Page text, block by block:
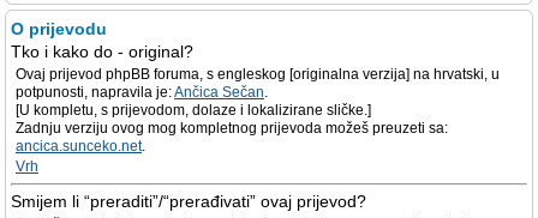
O prijevodu
Tko i kako do - original?
Ovaj prijevod phpBB foruma, s engleskog [originalna verzija] na hrvatski, u
potpunosti, napravila je:Ančica Sečan.
[U kompletu, s prijevodom, dolaze i lokalizirane sličke.]
Zadnju verziju ovog mog kompletnog prijevoda možeš preuzeti sa:
ancica.sunceko.net.
Vrh
Smijem li “preraditi”/“prerađivati” ovaj prijevod?